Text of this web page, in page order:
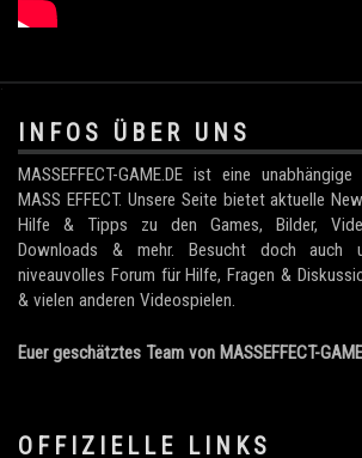
.
INFOS ÜBER UNS
MASSEFFECT-GAME.DE ist eine
MASS EFFECT. Unsere Seite bietet aktuelle
Hilfe & Tipps zu den Games, Bilder,
Downloads & mehr. Besucht doch auch
niveauvolles Forum für Hilfe, Fragen &
& vielen anderen Videospielen.
Euer geschätztes Team von MASSEFFECT-
OFFIZIELLE LINKS